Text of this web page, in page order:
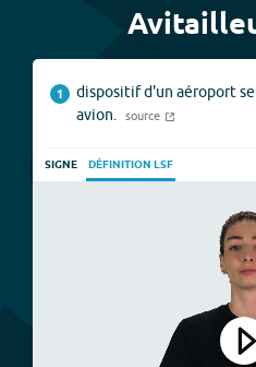
1
dispositif d'un aéroport
avion.
source
SIGNE DÉFINITION LSF